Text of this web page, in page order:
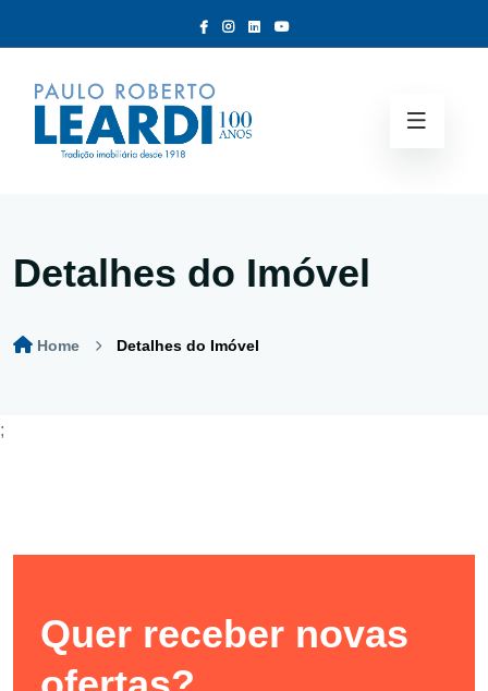
Detalhes do Imóvel
Home Detalhes do Imóvel
;
Quer receber novas